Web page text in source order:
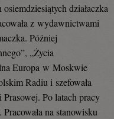
działaczka
z wydawnictwami
Później
„Życia
Europa w Moskwie
Radiu i szefowała
Po latach pracy
na stanowisku